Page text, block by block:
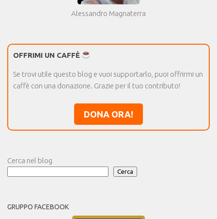
Alessandro Magnaterra
OFFRIMI UN CAFFÈ
Se trovi utile questo blog e vuoi supportarlo, puoi offrirmi un
caffè con una donazione. Grazie per il tuo contributo!
DONA ORA!
Cerca nel blog
Cerca
GRUPPO FACEBOOK